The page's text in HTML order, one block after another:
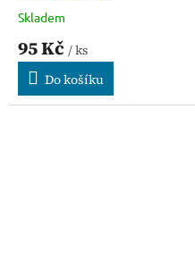
Skladem
95 Kč / ks
Do košíku